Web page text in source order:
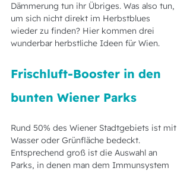
Dämmerung tun ihr Übriges. Was also tun,
um sich nicht direkt im Herbstblues
wieder zu finden? Hier kommen drei
wunderbar herbstliche Ideen für Wien.
Frischluft-Booster in den
bunten Wiener Parks
Rund 50% des Wiener Stadtgebiets ist mit
Wasser oder Grünfläche bedeckt.
Entsprechend groß ist die Auswahl an
Parks, in denen man dem Immunsystem